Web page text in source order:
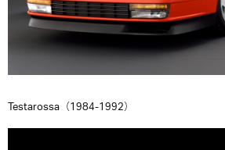
Testarossa（1984-1992）